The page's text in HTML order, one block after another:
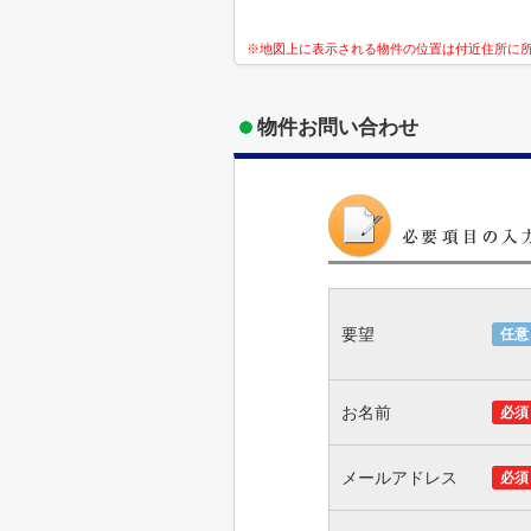
※地図上に表示される物件の位置は付近住所に
物件お問い合わせ
要望 任意
お名前 必須
メールアドレス 必須